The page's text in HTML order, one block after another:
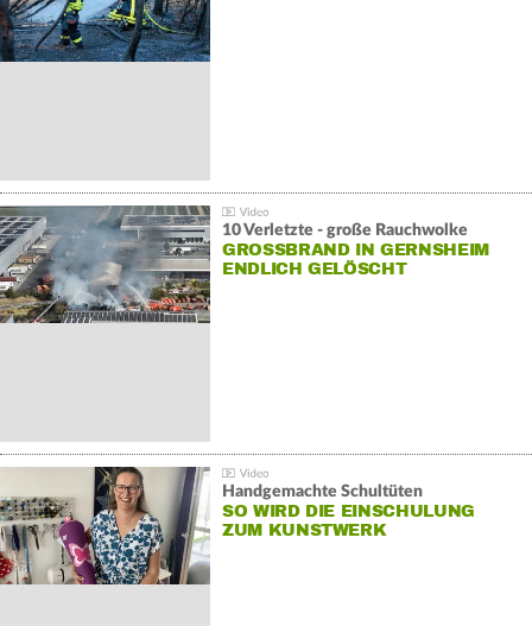
10 Verletzte - große Rauchwolke
GROSSBRAND IN GERNSHEIM E
NDLICH GELÖSCHT
Handgemachte Schultüten
SO WIRD DIE EINSCHULUNG
ZUM KUNSTWERK